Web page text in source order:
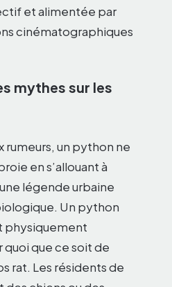
et alimentée par
cinématographiques
mythes sur les
rumeurs, un python ne
en s’allouant à
légende urbaine
Un python
physiquement
quoi que ce soit de
rat. Les résidents de